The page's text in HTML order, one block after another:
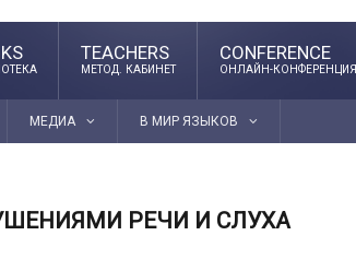
TEACHERS
МЕТОД. КАБИНЕТ
CONFERENCE
ОНЛАЙН-КОНФЕРЕНЦИЯ
МЕДИА В МИР ЯЗЫКОВ
РЕЧИ И СЛУХА